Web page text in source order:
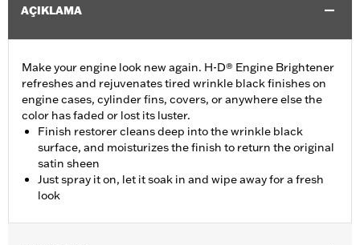
AÇIKLAMA
Make your engine look new again. H-D® Engine Brightener
refreshes and rejuvenates tired wrinkle black finishes on
engine cases, cylinder fins, covers, or anywhere else the
color has faded or lost its luster.
Finish restorer cleans deep into the wrinkle black
surface, and moisturizes the finish to return the original
satin sheen
Just spray it on, let it soak in and wipe away for a fresh
look